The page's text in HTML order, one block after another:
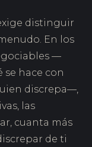
distinguir
En los
—
se hace con
discrepa—,
las
cuanta más
de ti